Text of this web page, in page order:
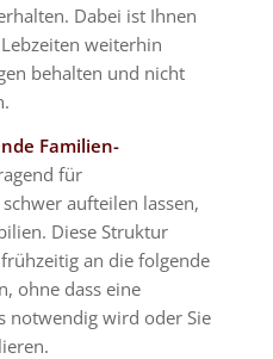
Dabei ist Ihnen
weiterhin
behalten und nicht
Familien-
für
aufteilen lassen,
Diese Struktur
an die folgende
ohne dass eine
notwendig wird oder Sie